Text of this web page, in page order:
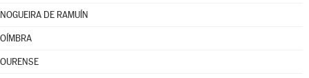
NOGUEIRA DE RAMUÍN
OÍMBRA
OURENSE